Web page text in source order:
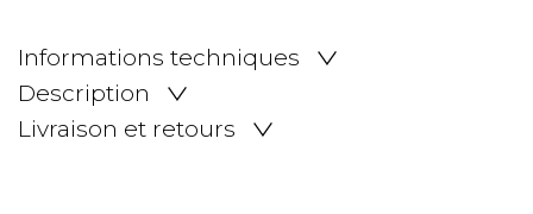
Informations techniques
Description
Livraison et retours